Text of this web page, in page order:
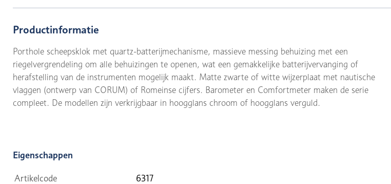
Productinformatie
Porthole scheepsklok met quartz-batterijmechanisme, massieve messing behuizing met een
riegelvergrendeling om alle behuizingen te openen, wat een gemakkelijke batterijvervanging of
herafstelling van de instrumenten mogelijk maakt. Matte zwarte of witte wijzerplaat met nautische
vlaggen (ontwerp van CORUM) of Romeinse cijfers. Barometer en Comfortmeter maken de serie
compleet. De modellen zijn verkrijgbaar in hoogglans chroom of hoogglans verguld.
Eigenschappen
Artikelcode 6317